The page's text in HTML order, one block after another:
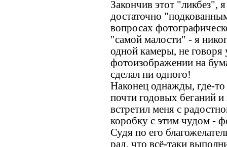
Закончив этот "ликбез",
достаточно
вопросах
"самой малости" - я
одной камеры, не говоря
фотоизображении на
сделал ни одного!
Наконец однажды, где-то
почти годовых беганий
встретил меня с
коробку с этим чудом -
Судя по его
рад, что всё-таки